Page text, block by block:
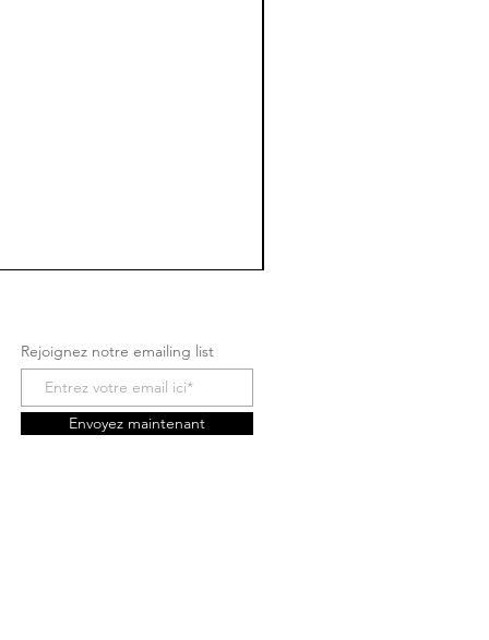
Rejoignez notre emailing list
Envoyez maintenant